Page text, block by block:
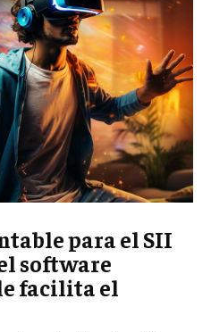
para el SII
software
facilita el